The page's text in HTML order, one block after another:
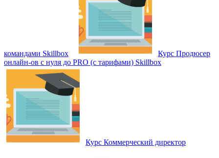
командами Skillbox
Курс Продюсер
онлайн-ов с нуля до PRO (с тарифами) Skillbox
Курс Коммерческий директор